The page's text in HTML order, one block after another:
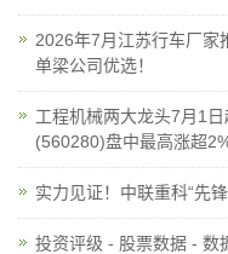
2026年7月江苏行车厂家
单梁公司优选！
工程机械两大龙头7月1
(560280)盘中最高涨超
实力见证！中联重科“先
投资评级 - 股票数据 - 数